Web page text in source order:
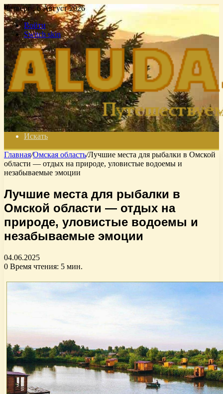
Четверг , 6 Август 2026
Войти
Switch skin
Искать
Главная/Омская область/Лучшие места для рыбалки в Омской
области — отдых на природе, уловистые водоемы и
незабываемые эмоции
Лучшие места для рыбалки в
Омской области — отдых на
природе, уловистые водоемы и
незабываемые эмоции
04.06.2025
0 Время чтения: 5 мин.